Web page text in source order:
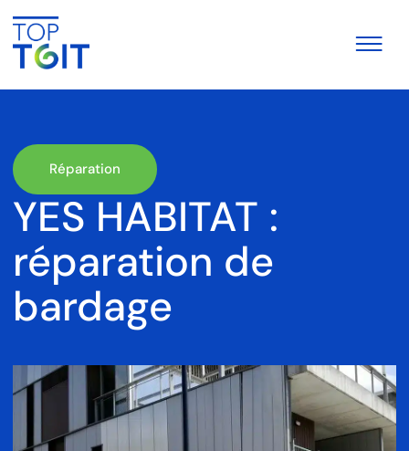
Réparation
YES HABITAT :
réparation de
bardage